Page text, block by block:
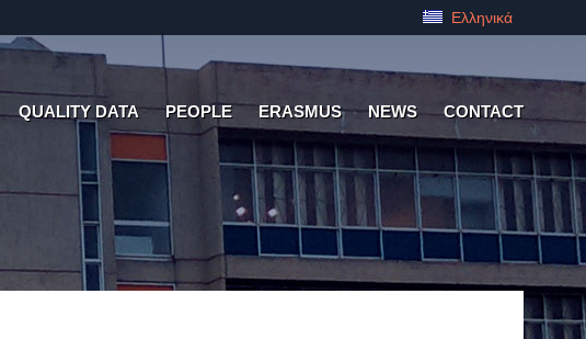
Ελληνικά
QUALITY DATA PEOPLE ERASMUS NEWS CONTACT